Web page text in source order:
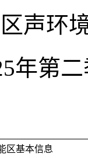
声环
年第
区基本信息